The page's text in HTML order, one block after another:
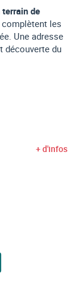
terrain de
les
Une adresse
découverte du
+ d'infos